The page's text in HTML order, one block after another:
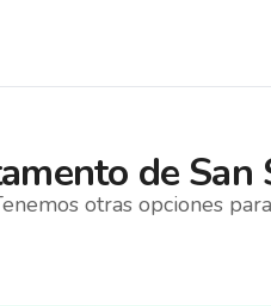
de San
otras opciones